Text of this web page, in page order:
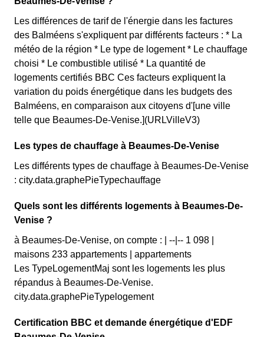
Les différences de tarif de l'énergie dans les factures
des Balméens s'expliquent par différents facteurs : * La
météo de la région * Le type de logement * Le chauffage
choisi * Le combustible utilisé * La quantité de
logements certifiés BBC Ces facteurs expliquent la
variation du poids énergétique dans les budgets des
Balméens, en comparaison aux citoyens d'[une ville
telle que Beaumes-De-Venise.](URLVilleV3)
Les types de chauffage à Beaumes-De-Venise
Les différents types de chauffage à Beaumes-De-Venise
: city.data.graphePieTypechauffage
Quels sont les différents logements à Beaumes-De-
Venise ?
à Beaumes-De-Venise, on compte : | --|-- 1 098 |
maisons 233 appartements | appartements
Les TypeLogementMaj sont les logements les plus
répandus à Beaumes-De-Venise.
city.data.graphePieTypelogement
Certification BBC et demande énergétique d'EDF